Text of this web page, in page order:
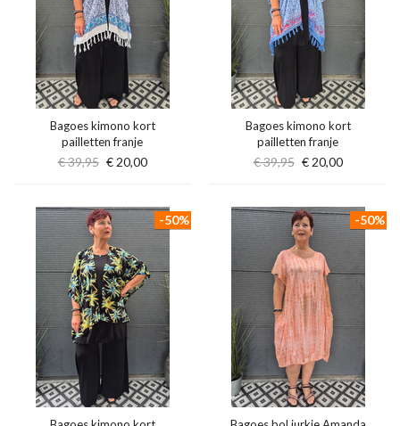
Bagoes kimono kort
pailletten franje
€ 39,95 € 20,00
Bagoes kimono kort
pailletten franje
€ 39,95 € 20,00
-50% -50%